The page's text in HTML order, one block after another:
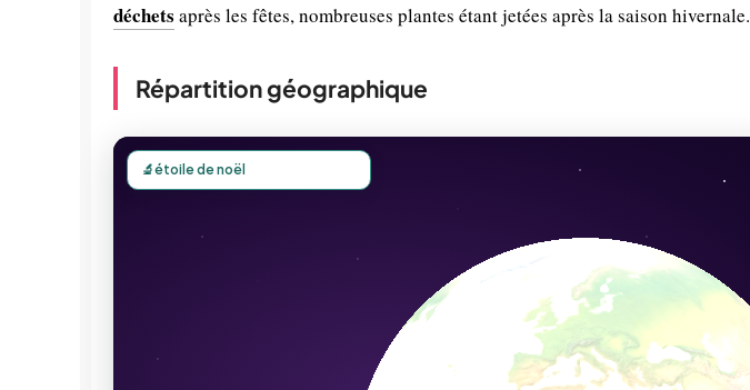
déchets après les fêtes, nombreuses plantes étant jetées après la saison hivernale.
Répartition géographique